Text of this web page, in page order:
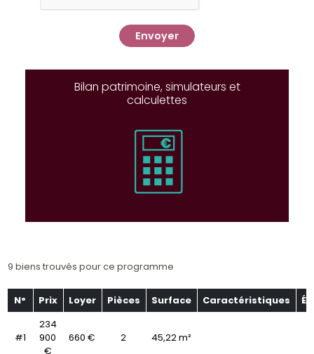
Envoyer
Bilan patrimoine, simulateurs et
calculettes
9 biens trouvés pour ce programme
N° Prix Loyer Pièces Surface Caractéristiques
#1
234
900
€
660 € 2 45,22 m²